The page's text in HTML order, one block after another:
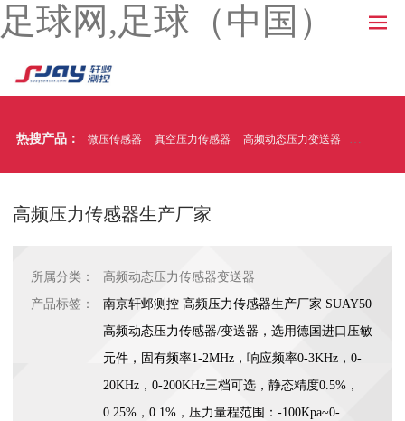
足球网,足球（中国）
热搜产品： 微压传感器 真空压力传感器 高频动态压力变送器 温压一体
高频压力传感器生产厂家
所属分类：
高频动态压力传感器变送器
产品标签：
南京轩邺测控 高频压力传感器生产厂家 SUAY50
高频动态压力传感器/变送器，选用德国进口压敏
元件，固有频率1-2MHz，响应频率0-3KHz，0-
20KHz，0-200KHz三档可选，静态精度0.5%，
0.25%，0.1%，压力量程范围：-100Kpa~0-